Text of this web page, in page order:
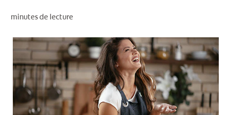
POUR LES PROFESSIONNELS
FR (CA)
minutes de lecture